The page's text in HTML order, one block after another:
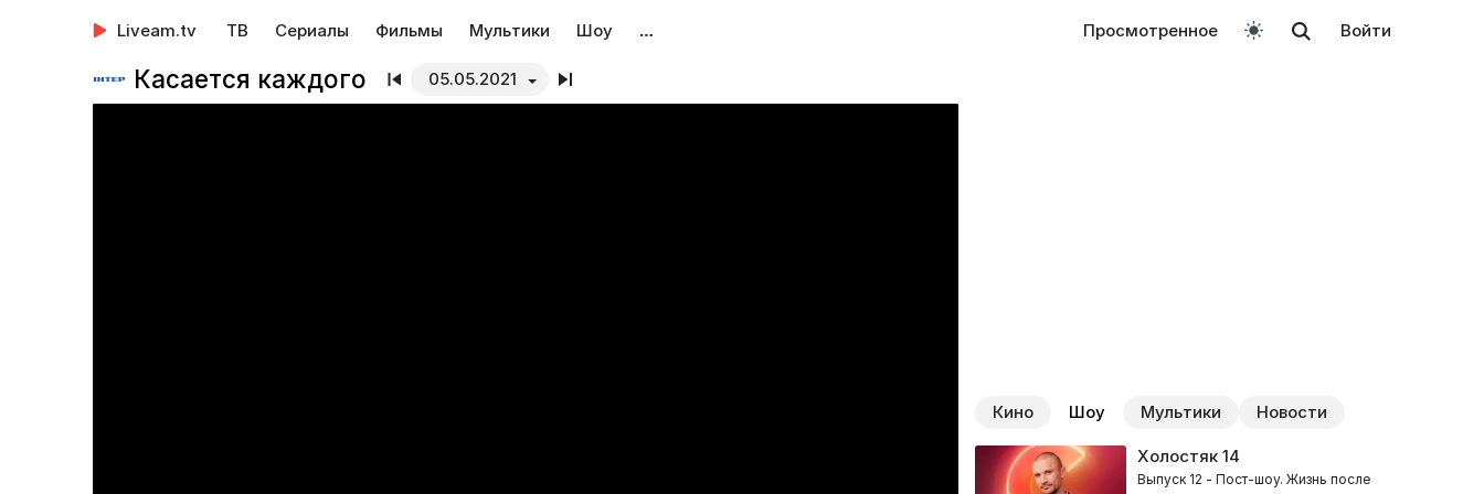
Liveam.tv ТВ Сериалы Фильмы Мультики Шоу … Просмотренное Войти
Касается каждого 05.05.2021
Кино Шоу Мультики Новости
Холостяк14
Выпуск 12 - Пост-шоу. Жизнь после